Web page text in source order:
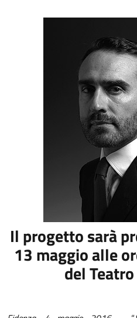
Il progetto sarà
13 maggio alle
del